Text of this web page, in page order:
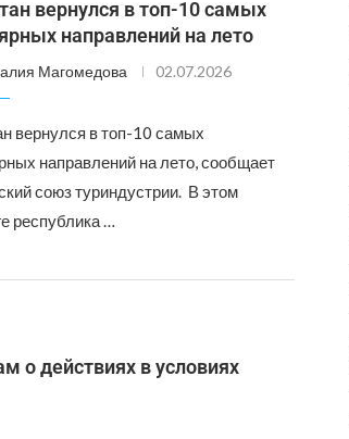
вернулся в топ-10 самых
направлений на лето
Магомедова 02.07.2026
вернулся в топ-10 самых
направлений на лето, сообщает
союз туриндустрии. В этом
республика …
о действиях в условиях